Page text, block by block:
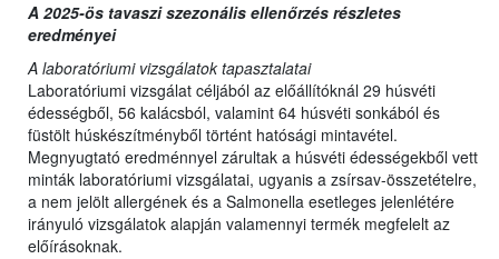
A 2025-ös tavaszi szezonális ellenőrzés részletes
eredményei
A laboratóriumi vizsgálatok tapasztalatai
Laboratóriumi vizsgálat céljából az előállítóknál 29 húsvéti
édességből, 56 kalácsból, valamint 64 húsvéti sonkából és
füstölt húskészítményből történt hatósági mintavétel.
Megnyugtató eredménnyel zárultak a húsvéti édességekből vett
minták laboratóriumi vizsgálatai, ugyanis a zsírsav-összetételre,
a nem jelölt allergének és a Salmonella esetleges jelenlétére
irányuló vizsgálatok alapján valamennyi termék megfelelt az
előírásoknak.